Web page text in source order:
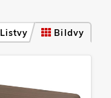
Bildvy
Listvy